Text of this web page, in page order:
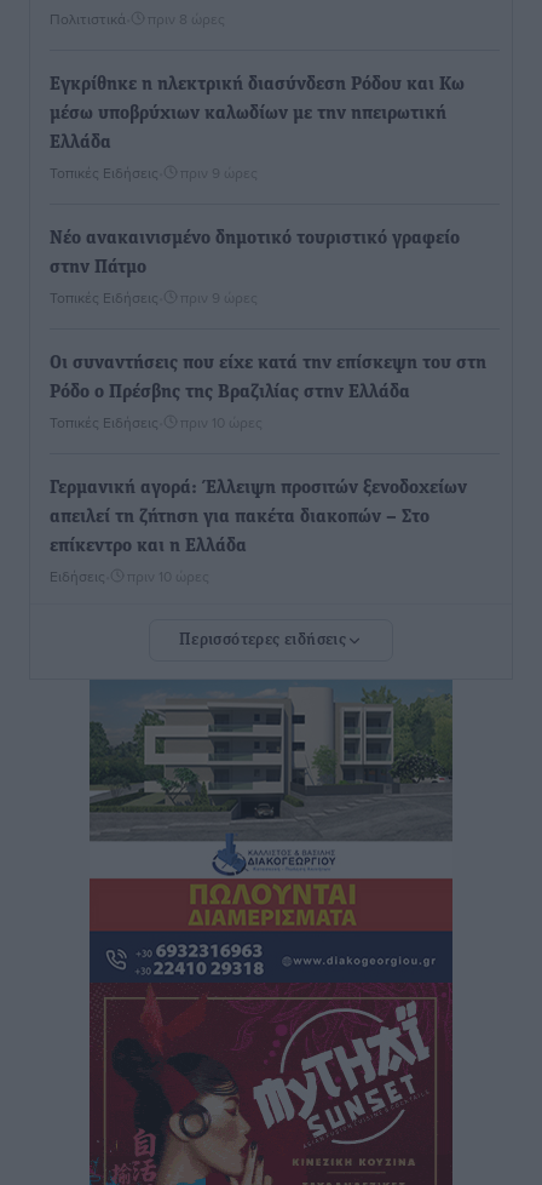
Πολιτιστικά πριν 8 ώρες
Εγκρίθηκε η ηλεκτρική διασύνδεση Ρόδου και Κω
μέσω υποβρύχιων καλωδίων με την ηπειρωτική
Ελλάδα
Τοπικές Ειδήσεις πριν 9 ώρες
Νέο ανακαινισμένο δημοτικό τουριστικό γραφείο
στην Πάτμο
Τοπικές Ειδήσεις πριν 9 ώρες
Οι συναντήσεις που είχε κατά την επίσκεψη του στη
Ρόδο ο Πρέσβης της Βραζιλίας στην Ελλάδα
Τοπικές Ειδήσεις πριν 10 ώρες
Γερμανική αγορά: Έλλειψη προσιτών ξενοδοχείων
απειλεί τη ζήτηση για πακέτα διακοπών – Στο
επίκεντρο και η Ελλάδα
Ειδήσεις πριν 10 ώρες
Νέο ξενοδοχείο στη Ρόδο για την H Hotels –
Τοπικές Ειδήσεις• πριν 10 ώρες
Αυτοκίνητο μπήκε παράνομα σε μονόδρομο στο
Μαστιχάρι – Αναποδογύρισε όχημα με μητέρα και
Τοπικές Ειδήσεις• πριν 10 ώρες
“Η Ευρώπη αντιμετώπιζε το προσφυγικό σαν ταινία
τρόμου” – Η συγκλονιστική μαρτυρία της Χαρούλας
Γιασιράνη στον RV για τα γεγονότα που οδήγησαν στο
Σύμφωνο της Λέρου
Τοπικές Ειδήσεις • πριν 10 ώρες
Συναυλία με τον Γιάννη Κότσιρα στις 21 Αυγούστου
Πολιτιστικά• πριν 10 ώρες
Περισσότερες ειδήσεις